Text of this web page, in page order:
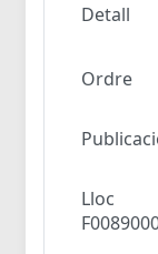
Detall
Ordre
Lloc